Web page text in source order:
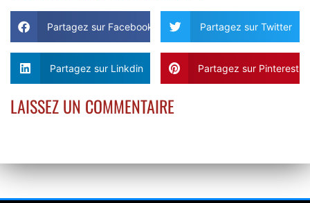
Partagez sur Facebook Partagez sur Twitter
Partagez sur Linkdin Partagez sur Pinterest
LAISSEZ UN COMMENTAIRE